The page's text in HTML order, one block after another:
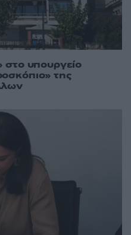
στο υπουργείο
της